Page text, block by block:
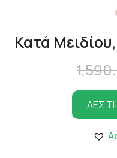
Κατά
ΔΕΣ